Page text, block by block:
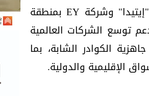
وأوضح الظاهر، على هامش توقيع مذكرة تفاهم بين "إيتيدا" وشركة EY بمنطقة
توسع الشركات العالمية
الكوادر الشابة، بما
الإقليمية والدولية.